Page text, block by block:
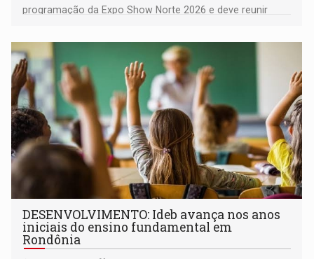
programação da Expo Show Norte 2026 e deve reunir
DESENVOLVIMENTO: Ideb avança nos anos
iniciais do ensino fundamental em
Rondônia